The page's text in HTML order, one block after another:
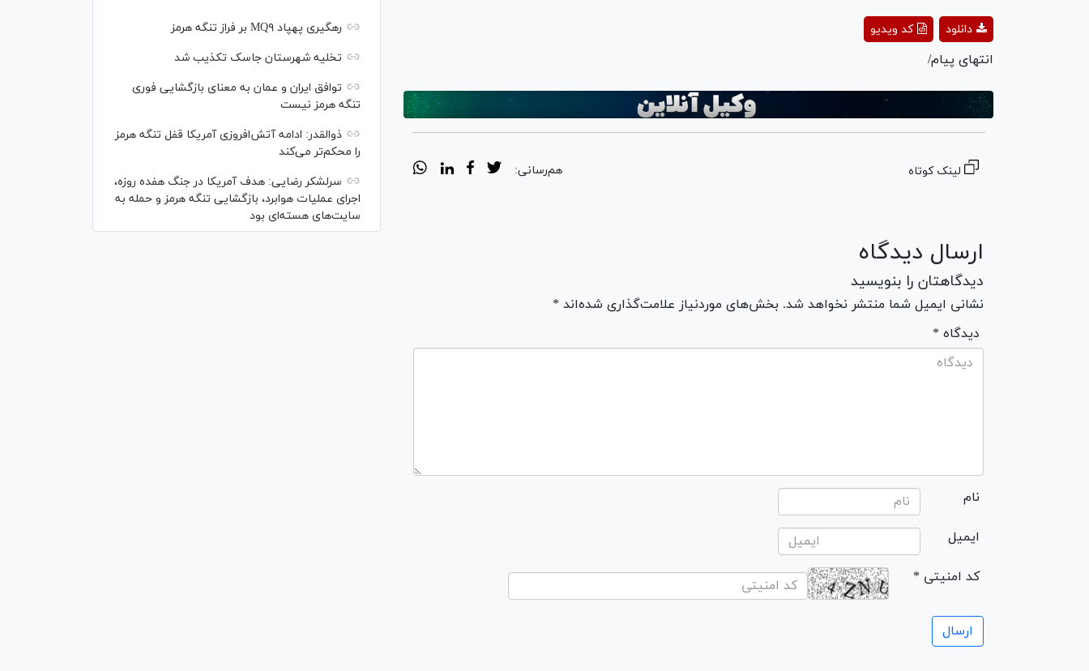
کد ویدیو دانلود
انتهای پیام/
لینک کوتاه هم‌رسانی:
ارسال دیدگاه
دیدگاهتان را بنویسید
نشانی ایمیل شما منتشر نخواهد شد. بخش‌های موردنیاز علامت‌گذاری شده‌اند *
* دیدگاه
نام
ایمیل
* کد امنیتی
رهگیری پهپاد MQ۹ بر فراز تنگه هرمز
تخلیه شهرستان جاسک تکذیب شد
توافق ایران و عمان به معنای بازگشایی فوری
تنگه هرمز نیست
ذوالقدر: ادامه آتش‌افروزی آمریکا قفل تنگه هرمز
را محکم‌تر می‌کند
سرلشکر رضایی: هدف آمریکا در جنگ هفده روزه،
اجرای عملیات هوابرد، بازگشایی تنگه هرمز و حمله به
سایت‌های هسته‌ای بود